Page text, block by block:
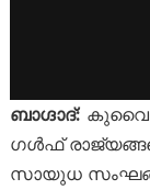
ബാഗ്ദാദ്:
ഗൾഫ്
സായുധ